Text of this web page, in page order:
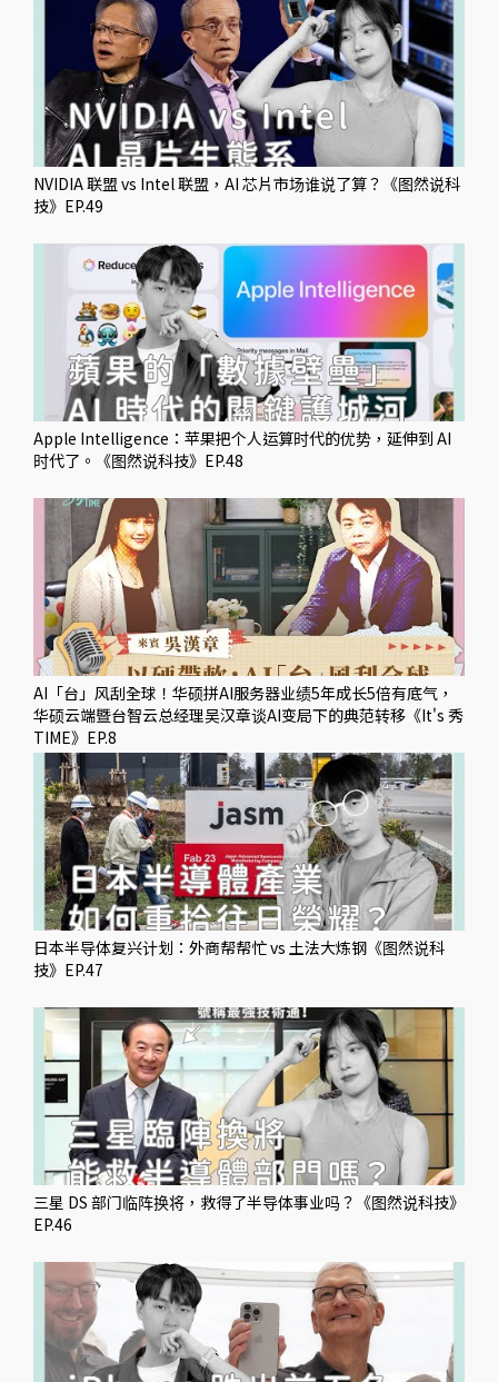
NVIDIA 联盟 vs Intel 联盟，AI 芯片市场谁说了算？《图然说科
技》EP.49
Apple Intelligence：苹果把个人运算时代的优势，延伸到 AI
时代了。《图然说科技》EP.48
AI「台」风刮全球！华硕拼AI服务器业绩5年成长5倍有底气，
华硕云端暨台智云总经理吴汉章谈AI变局下的典范转移《It's 秀
TIME》EP.8
日本半导体复兴计划：外商帮帮忙 vs 土法大炼钢《图然说科
技》EP.47
三星 DS 部门临阵换将，救得了半导体事业吗？《图然说科技》
EP.46